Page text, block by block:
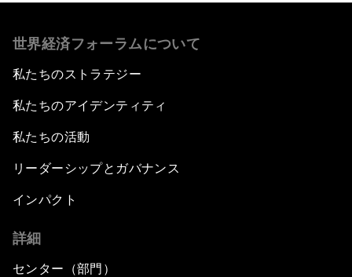
世界経済フォーラムについて
私たちのストラテジー
私たちのアイデンティティ
私たちの活動
リーダーシップとガバナンス
インパクト
詳細
センター（部門）